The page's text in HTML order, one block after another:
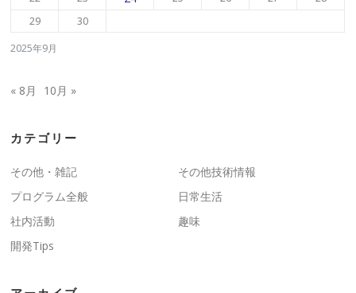
2025年9月
29
30
« 8月 10月 »
カテゴリー
その他・雑記
その他技術情報
プログラム全般
日常生活
社内活動
趣味
開発Tips